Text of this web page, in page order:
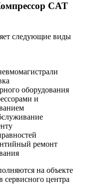
CAT
следующие виды
оборудования
и
ремонт
на объекте
сервисного центра